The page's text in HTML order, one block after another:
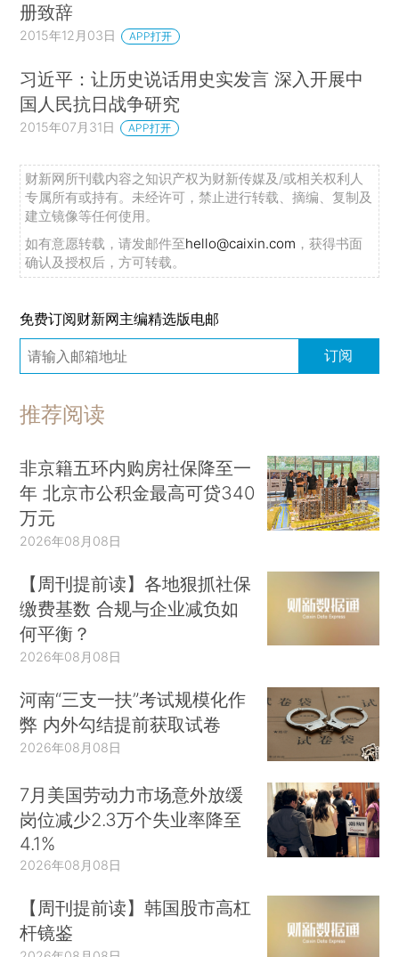
册致辞
2015年12月03日 APP打开
习近平：让历史说话用史实发言 深入开展中
国人民抗日战争研究
2015年07月31日 APP打开
财新网所刊载内容之知识产权为财新传媒及/或相关权利人
专属所有或持有。未经许可，禁止进行转载、摘编、复制及
建立镜像等任何使用。
如有意愿转载，请发邮件至hello@caixin.com ，获得书面
确认及授权后，方可转载。
免费订阅财新网主编精选版电邮
订阅
推荐阅读
非京籍五环内购房社保降至一
年 北京市公积金最高可贷340
万元
2026年08月08日
【周刊提前读】各地狠抓社保
缴费基数 合规与企业减负如
何平衡？
2026年08月08日
河南“三支一扶”考试规模化作
弊 内外勾结提前获取试卷
2026年08月08日
7月美国劳动力市场意外放缓
岗位减少2.3万个失业率降至
4.1%
2026年08月08日
【周刊提前读】韩国股市高杠
杆镜鉴